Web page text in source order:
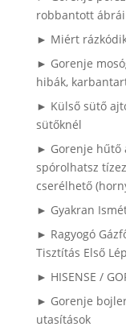
robbantott ábrái
► Miért
► Gorenje
hibák,
► Külső sütő
sütőknél
► Gorenje hűtő
spórolhatsz
cserélhető
► Gyakran
► Ragyogó
Tisztítás Első
► HISENSE /
► Gorenje
utasítások